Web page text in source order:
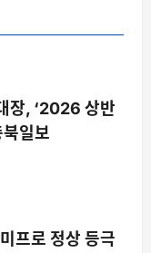
장, ‘2026 상반
북일보
프로 정상 등극